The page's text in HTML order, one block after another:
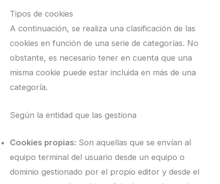
Tipos de cookies
A continuación, se realiza una clasificación de las
cookies en función de una serie de categorías. No
obstante, es necesario tener en cuenta que una
misma cookie puede estar incluida en más de una
categoría.
Según la entidad que las gestiona
Cookies propias: Son aquellas que se envían al
equipo terminal del usuario desde un equipo o
dominio gestionado por el propio editor y desde el